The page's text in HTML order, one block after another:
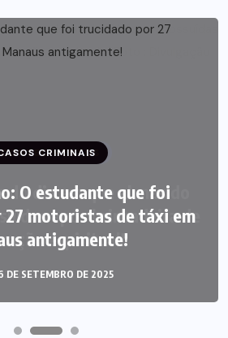
CRIMINAIS
O estudante que foi
motoristas de táxi em
antigamente!
DE SETEMBRO DE 2025